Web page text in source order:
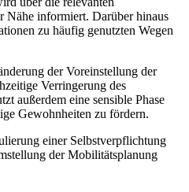
Nähe informiert. Darüber hinaus
zu häufig genutzten Wegen
der Voreinstellung der
Verringerung des
außerdem eine sensible Phase
Gewohnheiten zu fördern.
einer Selbstverpflichtung
der Mobilitätsplanung